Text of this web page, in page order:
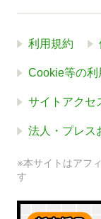
利用規約
Cookie等の利
サイトアクセ
法人・プレス
※本サイトはアフ
す